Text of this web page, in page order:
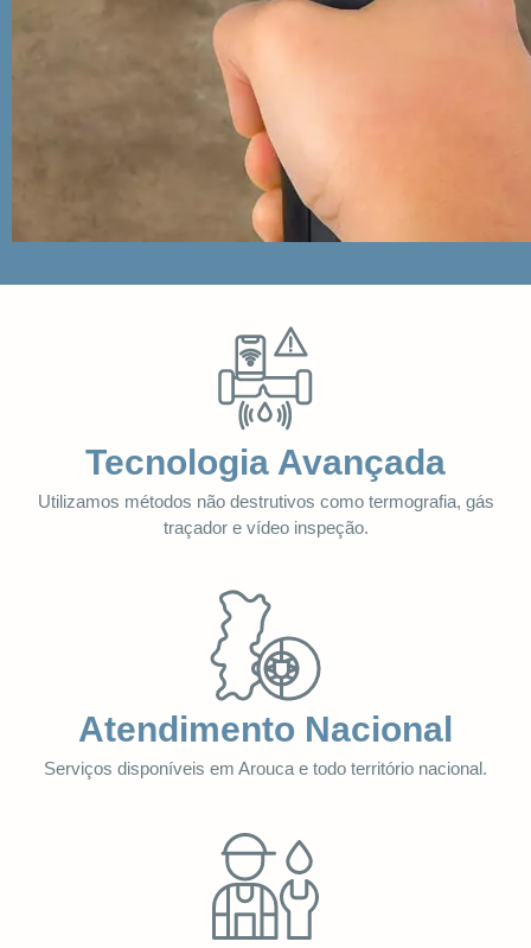
Tecnologia Avançada
Utilizamos métodos não destrutivos como termografia, gás
traçador e vídeo inspeção.
Atendimento Nacional
Serviços disponíveis em Arouca e todo território nacional.